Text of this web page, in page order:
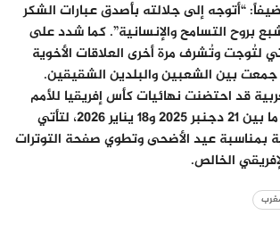
“أتوجه إلى جلالته بأصدق عبارات الشكر
بروح التسامح والإنسانية”. كما شدد على
لتُوجت وتُشرف مرة أخرى العلاقات الأخوية
جمعت بين الشعبين والبلدين الشقيقين.
قد احتضنت نهائيات كأس إفريقيا للأمم
في الفترة الممتدة ما بين 21 دجنبر 2025 و18 يناير 2026، لتأتي
بمناسبة عيد الأضحى وتطوي صفحة التوترات
الخالص.